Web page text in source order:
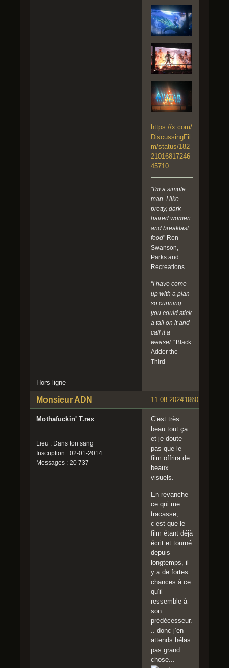
https://x.com/
DiscussingFil
m/status/182
21016817246
45710
"I'm a simple
man. I like
pretty, dark-
haired women
and breakfast
food" Ron
Swanson,
Parks and
Recreations
"I have come
up with a plan
so cunning
you could stick
a tail on it and
call it a
weasel."Black
Adder the
Third
Hors ligne
#166
11-08-2024 08:01:15
Monsieur ADN
Mothafuckin' T.rex
Lieu : Dans ton sang
Inscription : 02-01-2014
Messages : 20 737
C’est très
beau tout ça
et je doute
pas que le
film offrira de
beaux
visuels.
En revanche
ce qui me
tracasse,
c’est que le
film étant déjà
écrit et tourné
depuis
longtemps, il
y a de fortes
chances à ce
qu’il
ressemble à
son
prédécesseur.
.. donc j’en
attends hélas
pas grand
chose...